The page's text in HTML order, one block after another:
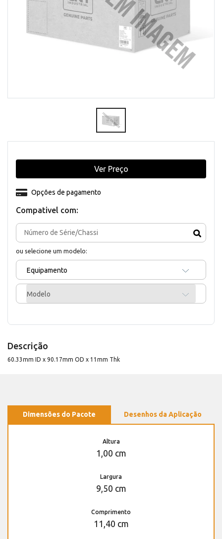
Compativel com:
ou selecione um modelo:
Equipamento
Modelo
Opções de pagamento
Ver Preço
Descrição
60.33mm ID x 90.17mm OD x 11mm Thk
Dimensões do Pacote Desenhos da Aplicação
Altura
1,00 cm
Largura
9,50 cm
Comprimento
11,40 cm